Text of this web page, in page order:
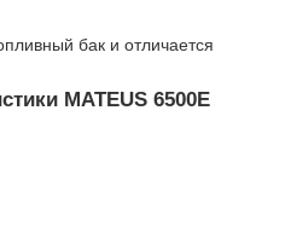
бак и отличается
MATEUS 6500E